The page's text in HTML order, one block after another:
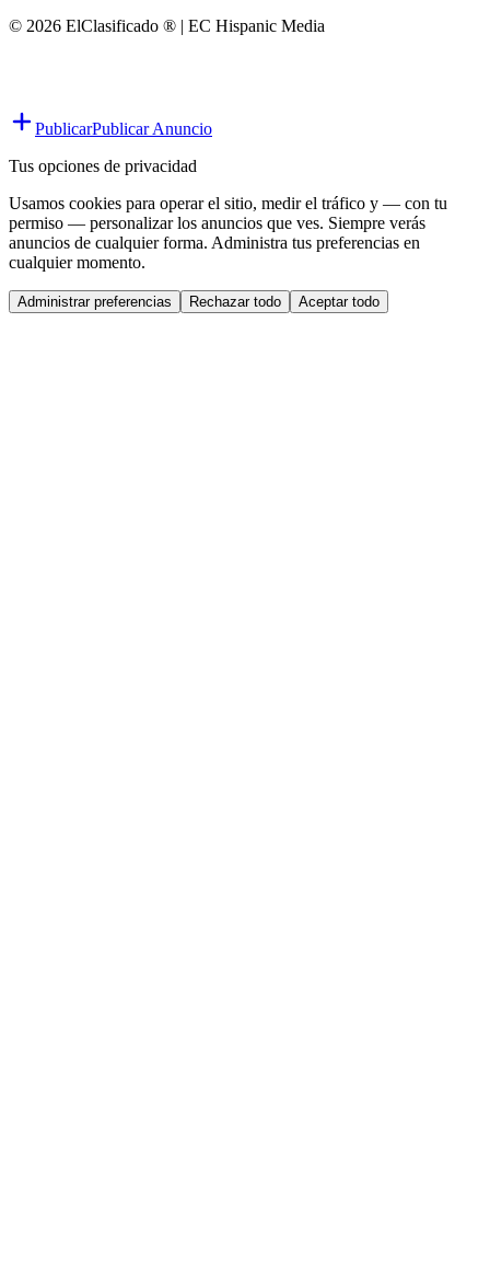
© 2026 ElClasificado ® | EC Hispanic Media
PublicarPublicar Anuncio
Tus opciones de privacidad
Usamos cookies para operar el sitio, medir el tráfico y — con tu
permiso — personalizar los anuncios que ves. Siempre verás
anuncios de cualquier forma. Administra tus preferencias en
cualquier momento.
Administrar preferencias Rechazar todo Aceptar todo